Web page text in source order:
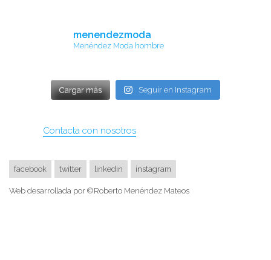
menendezmoda
Menéndez Moda hombre
Cargar más Seguir en Instagram
Contacta con nosotros
facebook twitter linkedin instagram
Web desarrollada por ©Roberto Menéndez Mateos